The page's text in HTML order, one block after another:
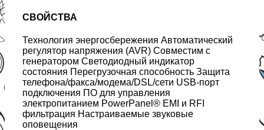
СВОЙСТВА
Технология энергосбережения Автоматический
регулятор напряжения (AVR) Совместим с
генератором Светодиодный индикатор
состояния Перегрузочная способность Защита
телефона/факса/модема/DSL/сети USB-порт
подключения ПО для управления
электропитанием PowerPanel® EMI и RFI
фильтрация Настраиваемые звуковые
оповещения